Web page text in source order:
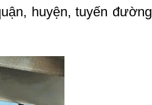
huyện, tuyến đường